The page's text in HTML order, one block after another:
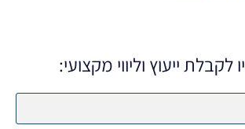
ייעוץ וליווי מקצועי: